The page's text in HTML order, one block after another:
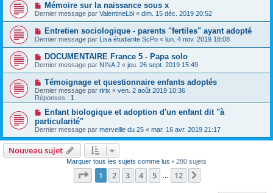
Mémoire sur la naissance sous x
Dernier message par ValentineLbl « dim. 15 déc. 2019 20:52
Entretien sociologique - parents "fertiles" ayant adopté
Dernier message par Lisa étudiante ScPo « lun. 4 nov. 2019 18:08
DOCUMENTAIRE France 5 - Papa solo
Dernier message par NINA J « jeu. 26 sept. 2019 15:49
Témoignage et questionnaire enfants adoptés
Dernier message par ririx « ven. 2 août 2019 10:36
Réponses : 1
Enfant biologique et adoption d'un enfant dit "à
particularité"
Dernier message par merveille du 25 « mar. 16 avr. 2019 21:17
Nouveau sujet
Marquer tous les sujets comme lus • 280 sujets
Page 1sur12
1 2 3 4 5 12